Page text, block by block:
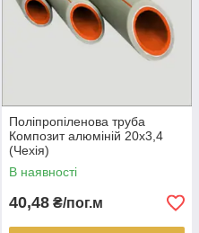
Поліпропіленова труба
Композит алюміній 20х3,4
(Чехія)
В наявності
40,48 ₴/пог.м